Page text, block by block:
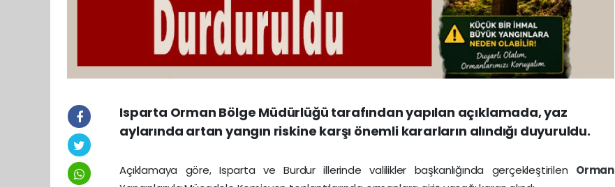
Isparta Orman Bölge Müdürlüğü tarafından yapılan açıklamada, yaz
aylarında artan yangın riskine karşı önemli kararların alındığı duyuruldu.
Açıklamaya göre, Isparta ve Burdur illerinde valilikler başkanlığında gerçekleştirilen Orman